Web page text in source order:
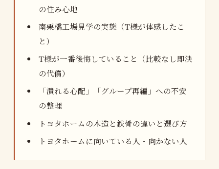
の住み心地
南栗橋工場見学の実態（T様が体感したこ
と）
T様が一番後悔していること（比較なし即決
の代償）
「潰れる心配」「グループ再編」への不安
の整理
トヨタホームの木造と鉄骨の違いと選び方
トヨタホームに向いている人・向かない人